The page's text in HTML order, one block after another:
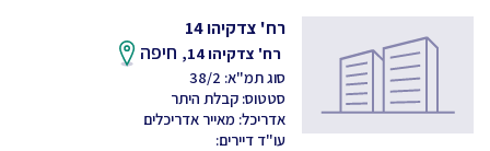
רח' צדקיהו 14
רח' צדקיהו 14, חיפה
סוג תמ"א: 38/2
סטטוס: קבלת היתר
אדריכל: מאייר אדריכלים
עו"ד דיירים: